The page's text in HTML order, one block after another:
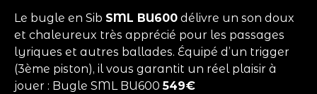
Le bugle en Sib SML BU600 délivre un son doux
et chaleureux très apprécié pour les passages
lyriques et autres ballades. Équipé d’un trigger
(3ème piston), il vous garantit un réel plaisir à
jouer : Bugle SML BU600549€